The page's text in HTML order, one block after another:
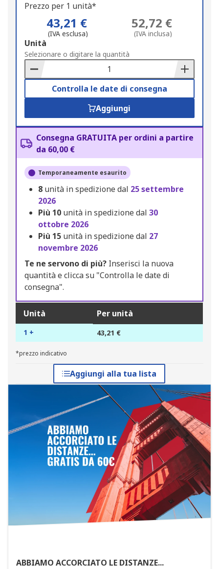
Prezzo per 1 unità*
43,21 €
(IVA esclusa)
52,72 €
(IVA inclusa)
Add
to
Basket
Unità
Selezionare o digitare la quantità
Controlla le date di consegna
Aggiungi
Consegna GRATUITA per ordini a partire
da 60,00 €
Temporaneamente esaurito
8 unità in spedizione dal 25 settembre
2026
Più 10 unità in spedizione dal 30
ottobre 2026
Più 15 unità in spedizione dal 27
novembre 2026
Te ne servono di più? Inserisci la nuova
quantità e clicca su "Controlla le date di
consegna".
Unità Per unità
1 + 43,21 €
*prezzo indicativo
Aggiungi alla tua lista
ABBIAMO ACCORCIATO LE DISTANZE...